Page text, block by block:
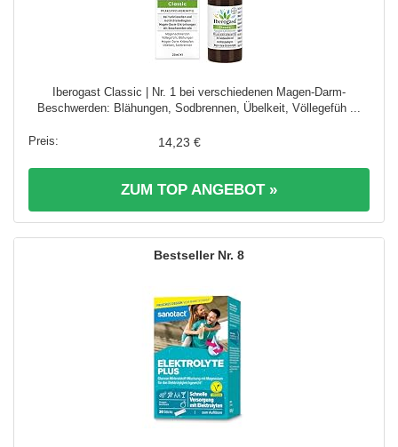
Iberogast Classic | Nr. 1 bei verschiedenen Magen-Darm-
Beschwerden: Blähungen, Sodbrennen, Übelkeit, Völlegefüh ...
14,23 €
ZUM TOP ANGEBOT »
8